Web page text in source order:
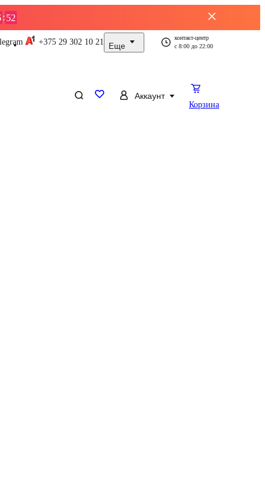
: 52
+375 29 302 10 21 Еще
контакт-центр
с 8:00 до 22:00
Аккаунт
Корзина